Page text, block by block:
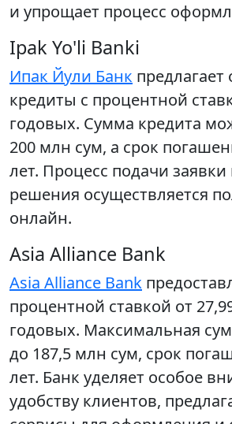
и упрощает процесс
Ipak Yo'li Banki
Ипак Йули Банк
кредиты с процентной
годовых. Сумма кредита
200 млн сум, а срок
лет. Процесс подачи
решения осуществляется
онлайн.
Asia Alliance Bank
Asia Alliance Bank
процентной ставкой от
годовых. Максимальная
до 187,5 млн сум, срок
лет. Банк уделяет особое
удобству клиентов,